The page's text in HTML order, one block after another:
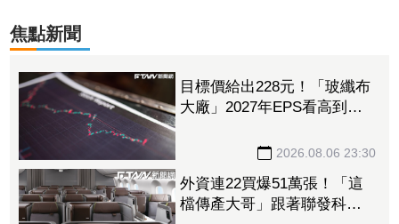
焦點新聞
目標價給出228元！「玻纖布
大廠」2027年EPS看高到
投資挹注營收 2026.08.06 23:30
外資連22買爆51萬張！「這
檔傳產大哥」跟著聯發科發